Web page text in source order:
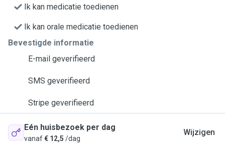
Ik kan medicatie toedienen
Ik kan orale medicatie toedienen
Bevestigde informatie
E-mail geverifieerd
SMS geverifieerd
Stripe geverifieerd
Eén huisbezoek per dag
vanaf€ 12,5 /dag
Wijzigen